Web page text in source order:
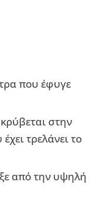
που έφυγε
στην
τρελάνει το
από την υψηλή